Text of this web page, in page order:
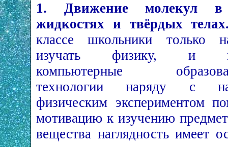
1. Движение молекул в
жидкостях и твёрдых
классе школьники только
изучать физику, и
компьютерные
технологии наряду с
физическим экспериментом
мотивацию к изучению
вещества наглядность имеет